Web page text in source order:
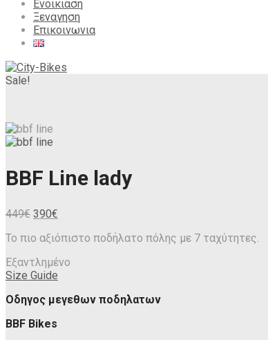
Ενοικιαση
Ξεναγηση
Επικοινωνια
Sale!
BBF Line lady
449€ Original
was:
390€
τιμή
390€.
Το πιο αξιόπιστο ποδήλατο πόλης με 7 ταχύτητες.
Εξαντλημένο
Size Guide
Οδηγος μεγεθων ποδηλατων
BBF Bikes